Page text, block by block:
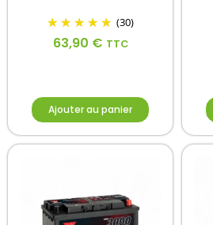
(30)
63,90 € TTC
Ajouter au panier